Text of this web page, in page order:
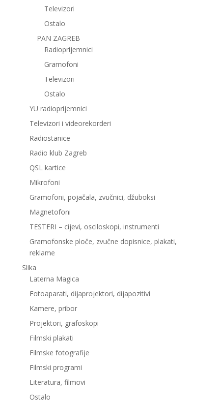
Televizori
Ostalo
PAN ZAGREB
Radioprijemnici
Gramofoni
Televizori
Ostalo
YU radioprijemnici
Televizori i videorekorderi
Radiostanice
Radio klub Zagreb
QSL kartice
Mikrofoni
Gramofoni, pojačala, zvučnici, džuboksi
Magnetofoni
TESTERI – cijevi, osciloskopi, instrumenti
Gramofonske ploče, zvučne dopisnice, plakati,
reklame
Slika
Laterna Magica
Fotoaparati, dijaprojektori, dijapozitivi
Kamere, pribor
Projektori, grafoskopi
Filmski plakati
Filmske fotografije
Filmski programi
Literatura, filmovi
Ostalo